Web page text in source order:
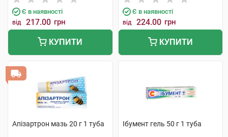
Є в наявності
від 217.00 грн
КУПИТИ
Є в наявності
від 224.00 грн
КУПИТИ
Апізартрон мазь 20 г 1 туба Ібумент гель 50 г 1 туба